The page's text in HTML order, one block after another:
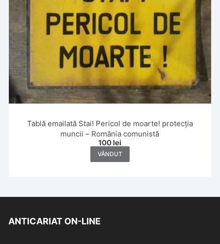
Tablă emailată Stai! Pericol de moarte! protecția
muncii – România comunistă
100 lei
VÂNDUT
ANTICARIAT ON-LINE